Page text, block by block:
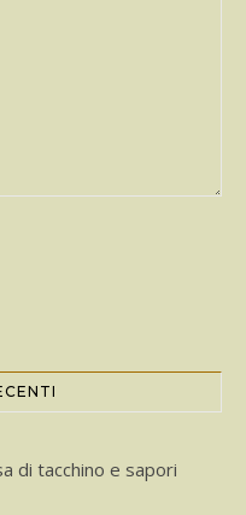
di tacchino e sapori